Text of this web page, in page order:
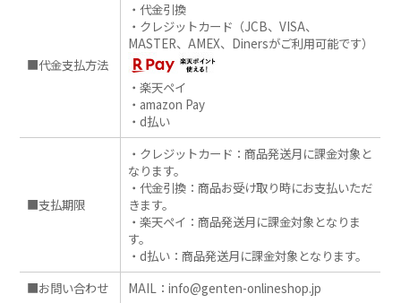
■代金支払方法
・代金引換
・クレジットカード（JCB、VISA、
MASTER、AMEX、Dinersがご利用可能です）
・楽天ペイ
・amazon Pay
・d払い
■支払期限
・クレジットカード：商品発送月に課金対象と
なります。
・代金引換：商品お受け取り時にお支払いただ
きます。
・楽天ペイ：商品発送月に課金対象となりま
す。
・d払い：商品発送月に課金対象となります。
■お問い合わせ
MAIL：info@genten-onlineshop.jp